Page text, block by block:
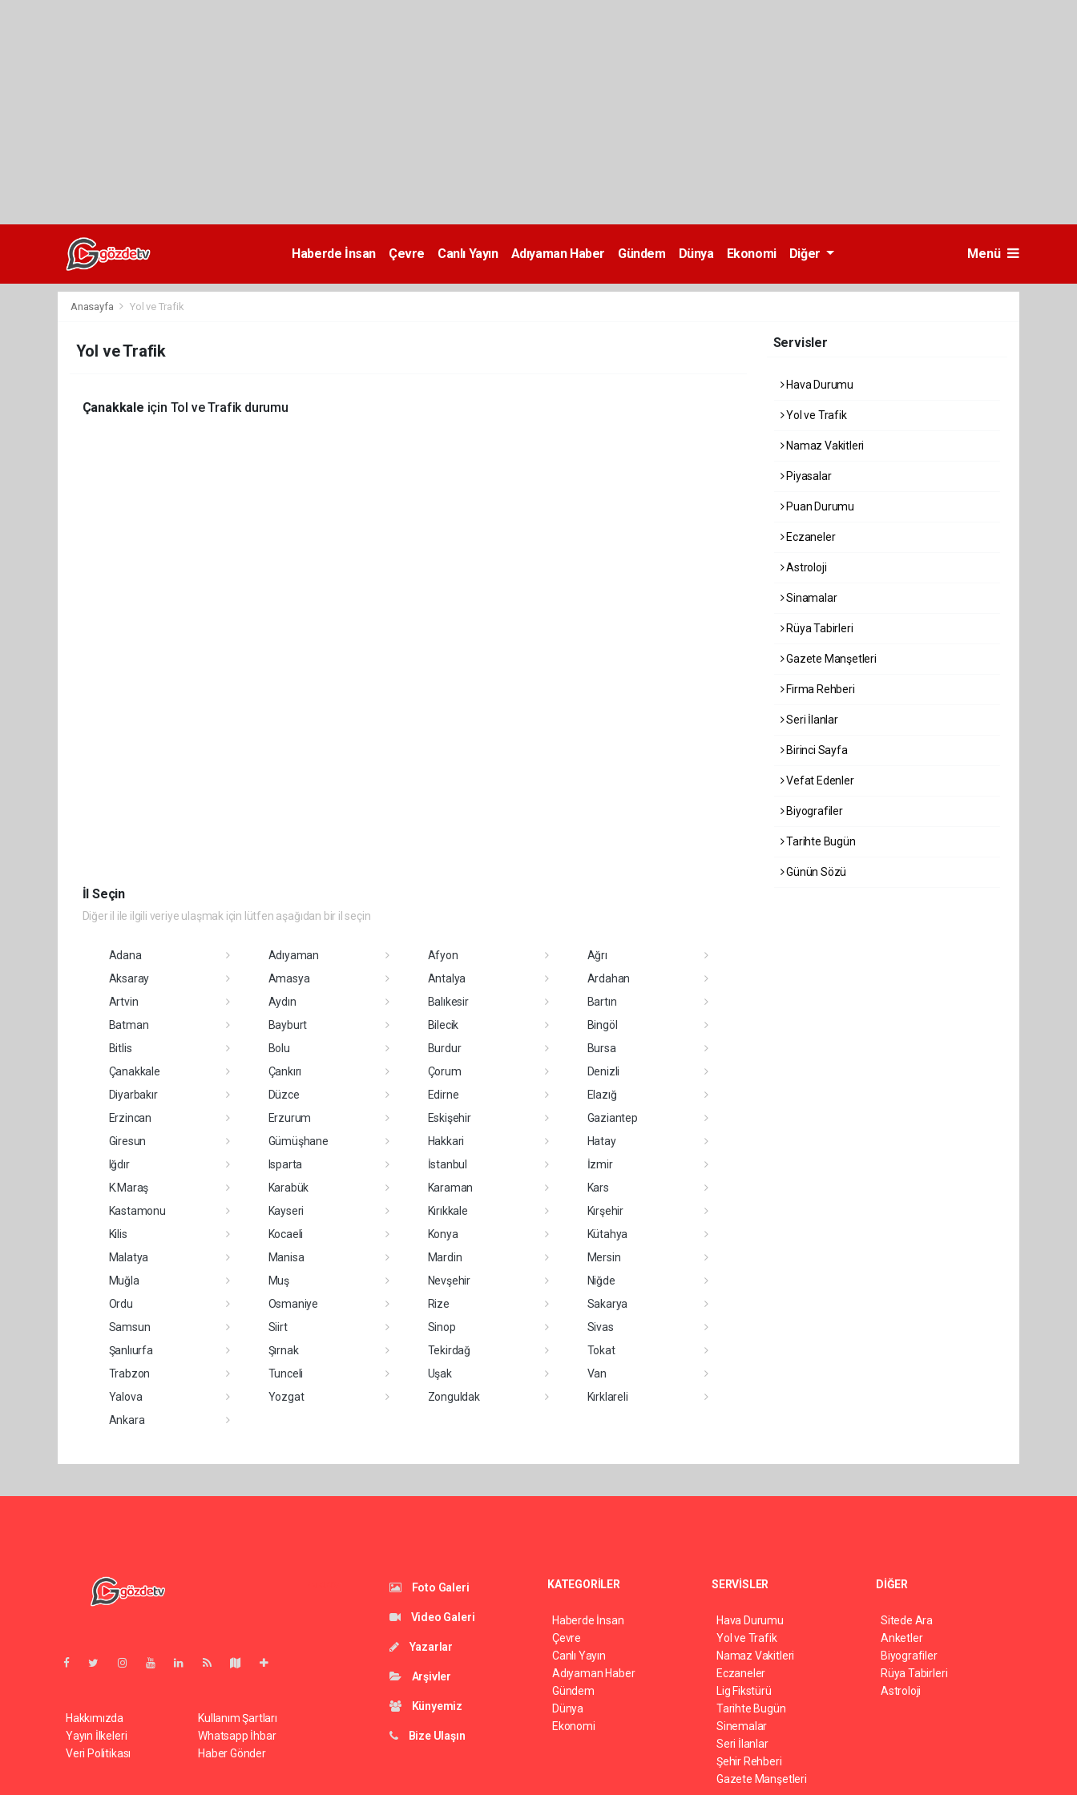
Haberde İnsan Çevre Canlı Yayın Adıyaman Haber Gündem Dünya Ekonomi Diğer Menü
Anasayfa Yol ve Trafik
Yol ve Trafik
Çanakkale için Tol ve Trafik durumu
İl Seçin
Diğer il ile ilgili veriye ulaşmak için lütfen aşağıdan bir il seçin
Adana Adıyaman Afyon
Ağrı
Aksaray
Amasya Antalya
Ardahan
Artvin
Aydın Balıkesir
Bartın
Batman
Bayburt Bilecik
Bingöl
Bitlis
Bolu Burdur
Bursa
Çanakkale
Çankırı Çorum
Denizli
Diyarbakır
Düzce Edirne
Elazığ
Erzincan
Erzurum Eskişehir
Gaziantep
Giresun
Gümüşhane Hakkari
Hatay
Iğdır
Isparta İstanbul
İzmir
K.Maraş
Karabük Karaman
Kars
Kastamonu
Kayseri Kırıkkale
Kırşehir
Kilis
Kocaeli Konya
Kütahya
Malatya
Manisa Mardin
Mersin
Muğla
Muş Nevşehir
Niğde
Ordu
Osmaniye Rize
Sakarya
Samsun
Siirt Sinop
Sivas
Şanlıurfa
Şırnak Tekirdağ
Tokat
Trabzon
Tunceli Uşak
Van
Yalova
Yozgat Zonguldak
Kırklareli
Ankara
Servisler
Hava Durumu
Yol ve Trafik
Namaz Vakitleri
Piyasalar
Puan Durumu
Eczaneler
Astroloji
Sinamalar
Rüya Tabirleri
Gazete Manşetleri
Firma Rehberi
Seri İlanlar
Birinci Sayfa
Vefat Edenler
Biyografiler
Tarihte Bugün
Günün Sözü
Hakkımızda
Yayın İlkeleri
Veri Politikası
Kullanım Şartları
Whatsapp İhbar
Haber Gönder
Foto Galeri
Video Galeri
Yazarlar
Arşivler
Künyemiz
Bize Ulaşın
KATEGORİLER
Haberde İnsan
Çevre
Canlı Yayın
Adıyaman Haber
Gündem
Dünya
Ekonomi
SERVİSLER
Hava Durumu
Yol ve Trafik
Namaz Vakitleri
Eczaneler
Lig Fikstürü
Tarihte Bugün
Sinemalar
Seri İlanlar
Şehir Rehberi
Gazete Manşetleri
DİĞER
Sitede Ara
Anketler
Biyografiler
Rüya Tabirleri
Astroloji